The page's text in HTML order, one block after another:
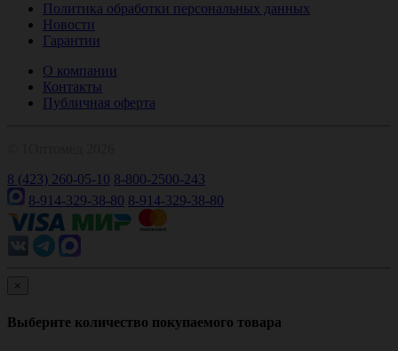
Политика обработки персональных данных
Новости
Гарантии
О компании
Контакты
Публичная оферта
8 (423) 260-05-10 8-800-2500-243
8-914-329-38-80 8-914-329-38-80
×
Выберите количество покупаемого товара